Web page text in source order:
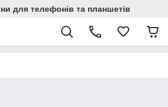
для телефонів та планшетів